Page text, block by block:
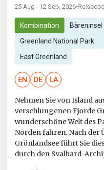
25 Aug - 12 Sep, 2026•
Kombination Bäreninsel
Greenland National Park
East Greenland
EN DE LA
Nehmen Sie von Island
verschlungenen Fjorde
wunderschöne Welt des
Norden fahren. Nach der
Grönlandsee führt Sie
durch den Svalbard-